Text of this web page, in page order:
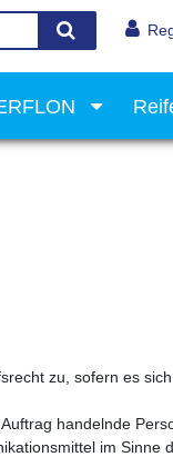
zu, sofern es
handelnde
im Sinne